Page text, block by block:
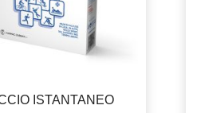
ISTANTANEO